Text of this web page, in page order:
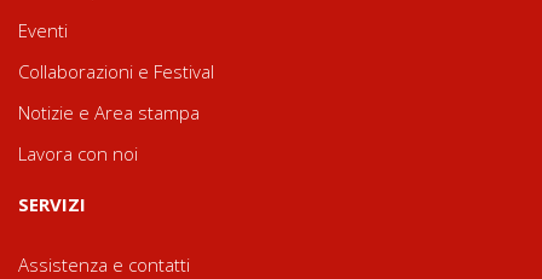
Eventi
Collaborazioni e Festival
Notizie e Area stampa
Lavora con noi
SERVIZI
Assistenza e contatti